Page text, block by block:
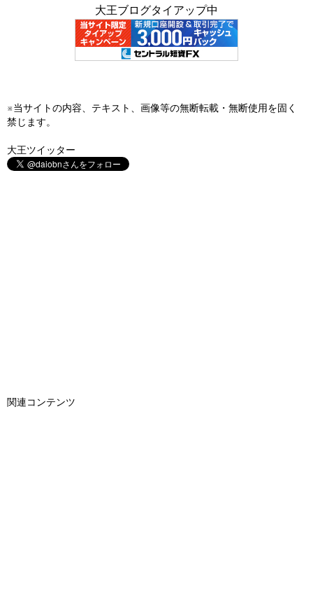
大王ブログタイアップ中
※当サイトの内容、テキスト、画像等の無断転載・無断使用を固く
禁じます。
大王ツイッター
関連コンテンツ